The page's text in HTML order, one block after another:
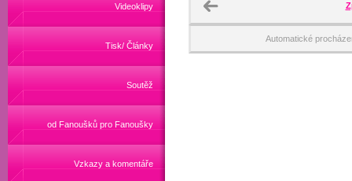
Videoklipy
Tisk/ Články
Soutěž
od Fanoušků pro Fanoušky
Vzkazy a komentáře
Automatické